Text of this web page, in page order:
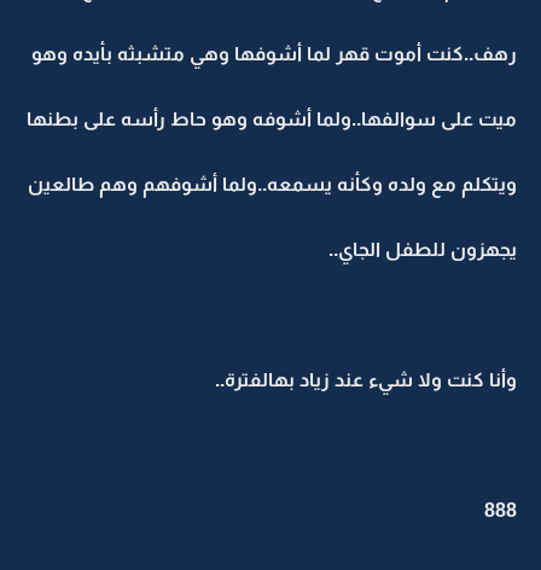
رهف..كنت أموت قهر لما أشوفها وهي متشبثه بأيده وهو
ميت على سوالفها..ولما أشوفه وهو حاط رأسه على بطنها
ويتكلم مع ولده وكأنه يسمعه..ولما أشوفهم وهم طالعين
يجهزون للطفل الجاي..
وأنا كنت ولا شيء عند زياد بهالفترة..
888